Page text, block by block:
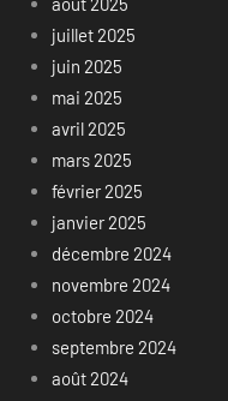
juillet 2025
juin 2025
mai 2025
avril 2025
mars 2025
février 2025
janvier 2025
décembre 2024
novembre 2024
octobre 2024
septembre 2024
août 2024